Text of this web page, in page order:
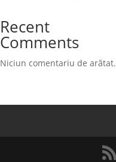
Recent
Comments
Niciun comentariu de arătat.